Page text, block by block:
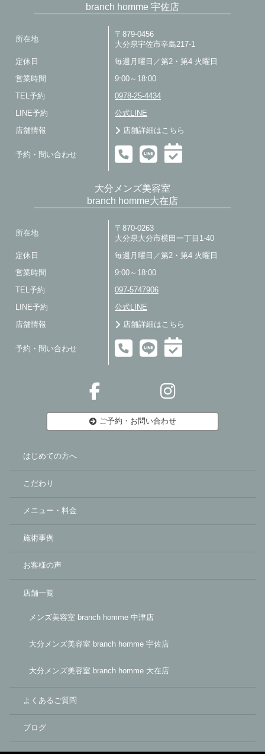
branch homme 宇佐店
所在地
〒879-0456
大分県宇佐市辛島217-1
定休日 毎週月曜日／第2・第4 火曜日
営業時間 9:00～18:00
TEL予約 0978-25-4434
LINE予約 公式LINE
店舗情報 店舗詳細はこちら
予約・問い合わせ
大分メンズ美容室
branch homme大在店
所在地
〒870-0263
大分県大分市横田一丁目1-40
定休日 毎週月曜日／第2・第4 火曜日
営業時間 9:00～18:00
TEL予約 097-5747906
LINE予約 公式LINE
店舗情報 店舗詳細はこちら
予約・問い合わせ
ご予約・お問い合わせ
はじめての方へ
こだわり
メニュー・料金
施術事例
お客様の声
店舗一覧
メンズ美容室 branch homme 中津店
大分メンズ美容室 branch homme 宇佐店
大分メンズ美容室 branch homme 大在店
よくあるご質問
ブログ